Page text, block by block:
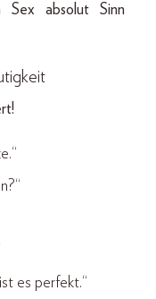
Sex absolut Sinn
es perfekt.“